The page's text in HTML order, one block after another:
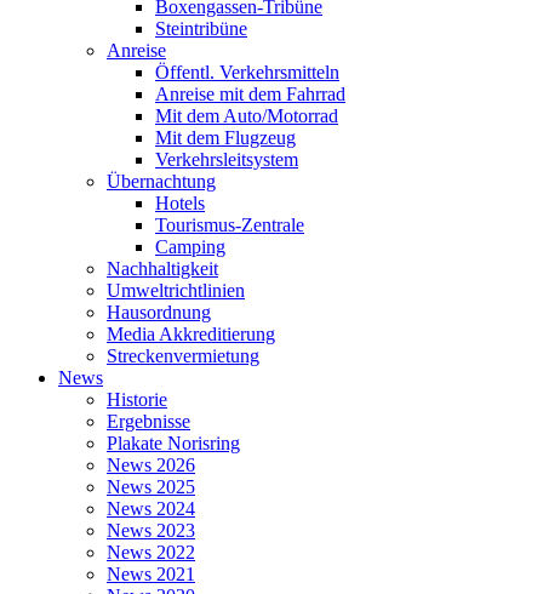
Boxengassen-Tribüne
Steintribüne
Anreise
Öffentl. Verkehrsmitteln
Anreise mit dem Fahrrad
Mit dem Auto/Motorrad
Mit dem Flugzeug
Verkehrsleitsystem
Übernachtung
Hotels
Tourismus-Zentrale
Camping
Nachhaltigkeit
Umweltrichtlinien
Hausordnung
Media Akkreditierung
Streckenvermietung
News
Historie
Ergebnisse
Plakate Norisring
News 2026
News 2025
News 2024
News 2023
News 2022
News 2021